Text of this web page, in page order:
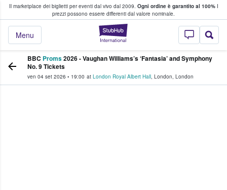
Il marketplace dei biglietti per eventi dal vivo dal 2009. Ogni ordine è garantito al 100%I
prezzi possono essere differenti dal valore nominale.
StubHub - Dove
Menu
fan comprano e vendono biglietti
BBC Proms2026 - Vaughan Williams’s ‘Fantasia’ and Symphony
No. 9 Tickets
ven 04 set 2026 • 19:00 at London Royal Albert Hall, London, London